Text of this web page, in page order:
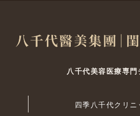
八千代美容医療専門
四季八千代クリニ